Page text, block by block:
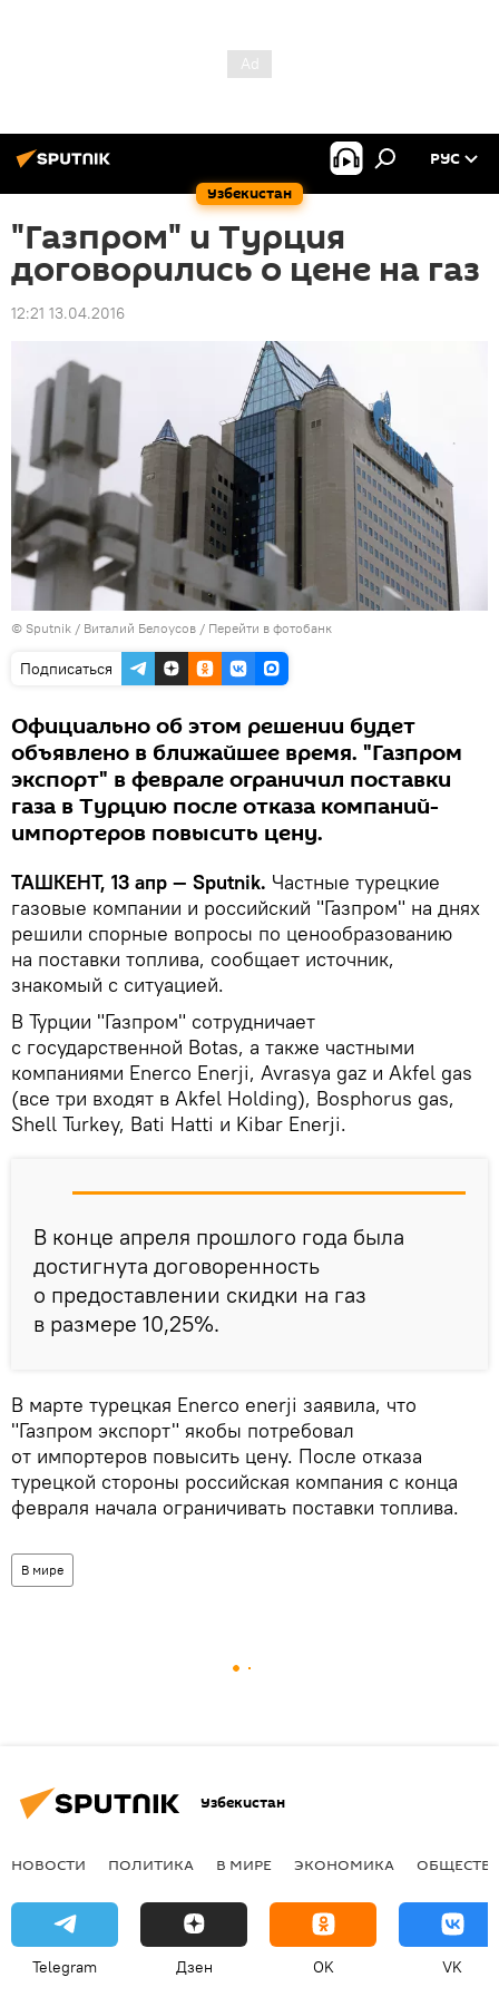
Узбекистан
РУС
"Газпром" и Турция
договорились о цене на газ
12:21 13.04.2016
© Sputnik / Виталий Белоусов / Перейти в фотобанк
Подписаться
Официально об этом решении будет
объявлено в ближайшее время. "Газпром
экспорт" в феврале ограничил поставки
газа в Турцию после отказа компаний-
импортеров повысить цену.
ТАШКЕНТ, 13 апр — Sputnik. Частные турецкие
газовые компании и российский "Газпром" на днях
решили спорные вопросы по ценообразованию
на поставки топлива, сообщает источник,
знакомый с ситуацией.
В Турции "Газпром" сотрудничает
с государственной Botas, а также частными
компаниями Enerco Enerji, Avrasya gaz и Akfel gas
(все три входят в Akfel Holding), Bosphorus gas,
Shell Turkey, Bati Hatti и Kibar Enerji.
В конце апреля прошлого года была
достигнута договоренность
о предоставлении скидки на газ
в размере 10,25%.
В марте турецкая Enerco enerji заявила, что
"Газпром экспорт" якобы потребовал
от импортеров повысить цену. После отказа
турецкой стороны российская компания с конца
февраля начала ограничивать поставки топлива.
В мире
Узбекистан
НОВОСТИ ПОЛИТИКА В МИРЕ ЭКОНОМИКА
Telegram Дзен OK VK